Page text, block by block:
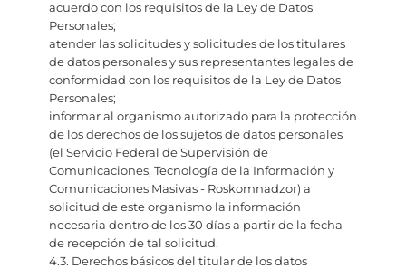
acuerdo con los requisitos de la Ley de Datos
Personales;
atender las solicitudes y solicitudes de los titulares
de datos personales y sus representantes legales de
conformidad con los requisitos de la Ley de Datos
Personales;
informar al organismo autorizado para la protección
de los derechos de los sujetos de datos personales
(el Servicio Federal de Supervisión de
Comunicaciones, Tecnología de la Información y
Comunicaciones Masivas - Roskomnadzor) a
solicitud de este organismo la información
necesaria dentro de los 30 días a partir de la fecha
de recepción de tal solicitud.
4.3. Derechos básicos del titular de los datos